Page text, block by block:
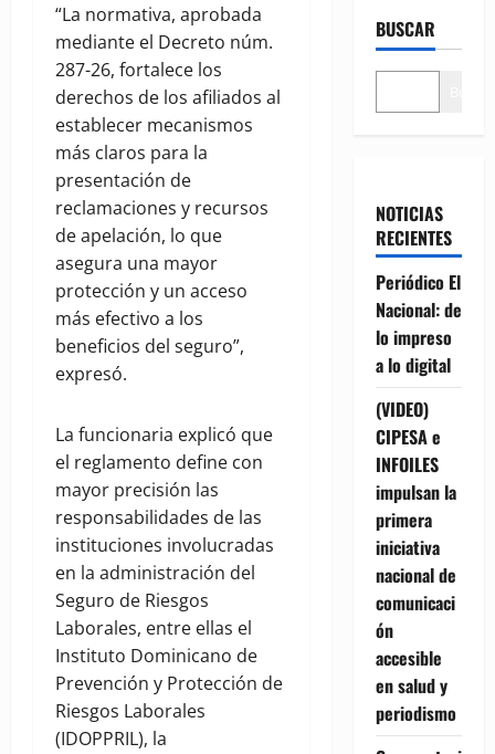
“La normativa, aprobada
mediante el Decreto núm.
287-26, fortalece los
derechos de los afiliados al
establecer mecanismos
más claros para la
presentación de
reclamaciones y recursos
de apelación, lo que
asegura una mayor
protección y un acceso
más efectivo a los
beneficios del seguro”,
expresó.
La funcionaria explicó que
el reglamento define con
mayor precisión las
responsabilidades de las
instituciones involucradas
en la administración del
Seguro de Riesgos
Laborales, entre ellas el
Instituto Dominicano de
Prevención y Protección de
Riesgos Laborales
(IDOPPRIL), la
BUSCAR
NOTICIAS
RECIENTES
Periódico El
Nacional: de
lo impreso
a lo digital
(VIDEO)
CIPESA e
INFOILES
impulsan la
primera
iniciativa
nacional de
comunicaci
ón
accesible
en salud y
periodismo